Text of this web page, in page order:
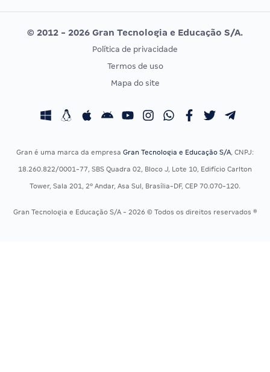
Editais publicados
Vunesp
CONCURSOS POR PROFISSÃO
Concursos Fiscais
Concursos Saúde
Residência Multiprofissional
EXAME DE ORDEM
Calendário OAB
© 2012 - 2026 Gran Tecnologia e Educação S/A.
Política de privacidade
Termos de uso
Mapa do site
Gran é uma marca da empresa Gran Tecnologia e Educação S/A, CNPJ:
18.260.822/0001-77, SBS Quadra 02, Bloco J, Lote 10, Edifício Carlton
Tower, Sala 201, 2º Andar, Asa Sul, Brasília-DF, CEP 70.070-120.
Gran Tecnologia e Educação S/A - 2026 © Todos os direitos reservados ®